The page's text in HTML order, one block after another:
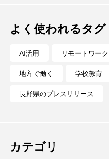
よく使われるタグ
AI活用 リモートワーク
地方で働く 学校教育
長野県のプレスリリース
カテゴリ